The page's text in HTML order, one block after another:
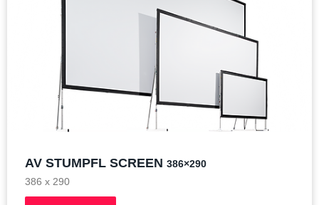
AV STUMPFL SCREEN 386×290
386 x 290